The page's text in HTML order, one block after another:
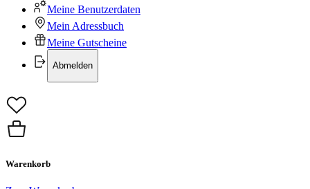
Meine Benutzerdaten
Mein Adressbuch
Meine Gutscheine
Abmelden
Warenkorb